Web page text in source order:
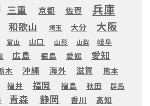
三重 京都 佐賀 兵庫
和歌山 埼玉 大分 大阪
富山 山口 山形 山梨
岐阜
広島 徳島 愛媛 愛知
木 沖縄 海外 滋賀
熊本
福井 福岡 福島 秋田 群馬
青森 静岡 香川 高知